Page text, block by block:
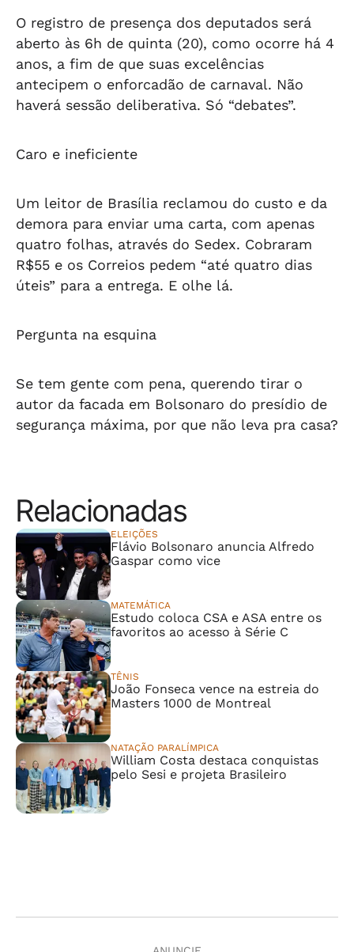
O registro de presença dos deputados será
aberto às 6h de quinta (20), como ocorre há 4
anos, a fim de que suas excelências
antecipem o enforcadão de carnaval. Não
haverá sessão deliberativa. Só “debates”.
Caro e ineficiente
Um leitor de Brasília reclamou do custo e da
demora para enviar uma carta, com apenas
quatro folhas, através do Sedex. Cobraram
R$55 e os Correios pedem “até quatro dias
úteis” para a entrega. E olhe lá.
Pergunta na esquina
Se tem gente com pena, querendo tirar o
autor da facada em Bolsonaro do presídio de
segurança máxima, por que não leva pra casa?
Relacionadas
ELEIÇÕES
Flávio Bolsonaro anuncia Alfredo
Gaspar como vice
MATEMÁTICA
Estudo coloca CSA e ASA entre os
favoritos ao acesso à Série C
TÊNIS
João Fonseca vence na estreia do
Masters 1000 de Montreal
NATAÇÃO PARALÍMPICA
William Costa destaca conquistas
pelo Sesi e projeta Brasileiro